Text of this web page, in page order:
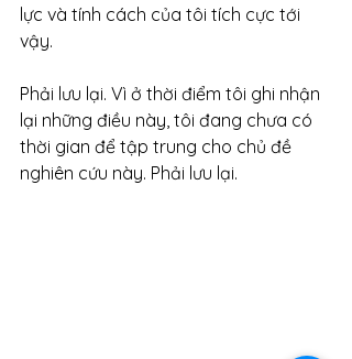
lực và tính cách của tôi tích cực tới
vậy.
Phải lưu lại. Vì ở thời điểm tôi ghi nhận
lại những điều này, tôi đang chưa có
thời gian để tập trung cho chủ đề
nghiên cứu này. Phải lưu lại.